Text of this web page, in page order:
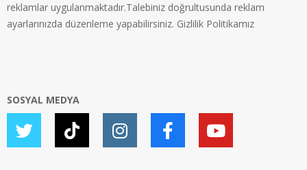
reklamlar uygulanmaktadır.Talebiniz doğrultusunda reklam
ayarlarınızda düzenleme yapabilirsiniz. Gizlilik Politikamız
SOSYAL MEDYA